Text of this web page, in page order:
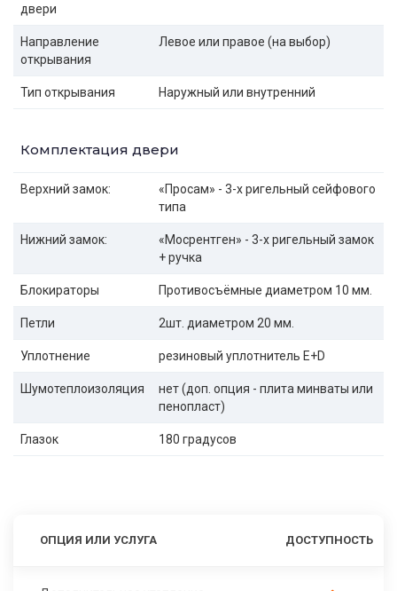
двери
Направление
открывания
Левое или правое (на выбор)
Тип открывания Наружный или внутренний
Комплектация двери
Верхний замок:
«Просам» - 3-х ригельный сейфового
типа
Нижний замок:
«Мосрентген» - 3-х ригельный замок
+ ручка
Блокираторы Противосъёмные диаметром 10 мм.
Петли 2шт. диаметром 20 мм.
Уплотнение резиновый уплотнитель E+D
Шумотеплоизоляция
нет (доп. опция - плита минваты или
пенопласт)
Глазок 180 градусов
ОПЦИЯ ИЛИ УСЛУГА ДОСТУПНОСТЬ